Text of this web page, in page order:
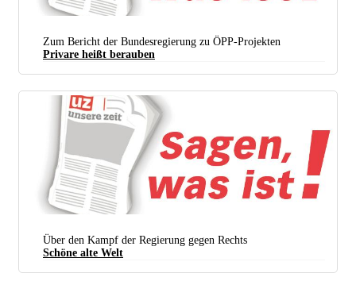
Zum Bericht der Bundesregierung zu ÖPP-Projekten
Privare heißt berauben
Über den Kampf der Regierung gegen Rechts
Schöne alte Welt